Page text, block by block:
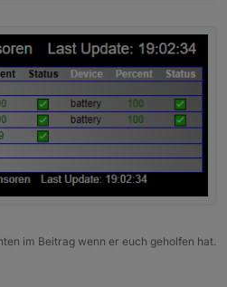
im Beitrag wenn er euch geholfen hat.